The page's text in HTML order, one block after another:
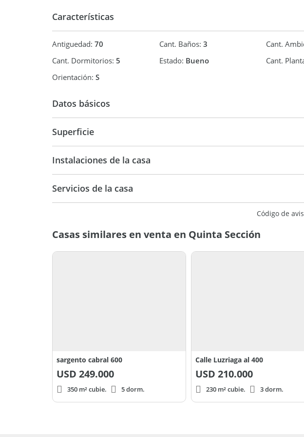
Características
Antiguedad: 70 Cant. Baños: 3 Cant.
Cant. Dormitorios: 5 Estado: Bueno Cant.
Orientación: S
Datos básicos
Superficie
Instalaciones de la casa
Servicios de la casa
Código de
Casas similares en venta en Quinta Sección
sargento cabral 600
USD 249.000
350 m² cubie. 5 dorm.
Calle Luzriaga al 400
USD 210.000
230 m² cubie. 3 dorm.